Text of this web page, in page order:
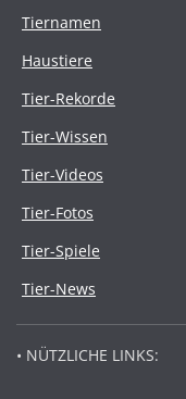
Tiernamen
Haustiere
Tier-Rekorde
Tier-Wissen
Tier-Videos
Tier-Fotos
Tier-Spiele
Tier-News
• NÜTZLICHE LINKS: